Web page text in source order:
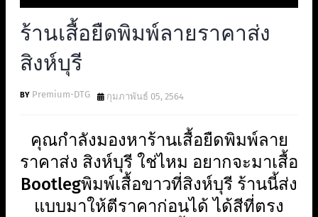
ร้านเสื้อยืดพิมพ์ลายราคาส่ง
สิงห์บุรี
Premium-DTG กุมภาพันธ์ 05, 2564
คุณกำลังมองหาร้านเสื้อยืดพิมพ์ลาย
ราคาส่ง สิงห์บุรี ใช่ไหม อยากจะมาเสื้อ
Bootlegพิมพ์เสื้อขาวที่สิงห์บุรี ร้านนี้ส่ง
แบบมาให้ตีราคาก่อนได้ ได้สีที่ตรง